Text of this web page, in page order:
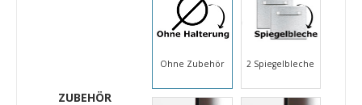
ZUBEHÖR
Ohne Zubehör 2 Spiegelbleche